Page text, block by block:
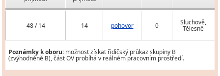
48 / 14 14 pohovor 0 Sluchově,
Tělesně
Poznámky k oboru: možnost získat řidičský průkaz skupiny B
(zvýhodněně B), část OV probíhá v reálném pracovním prostředí.